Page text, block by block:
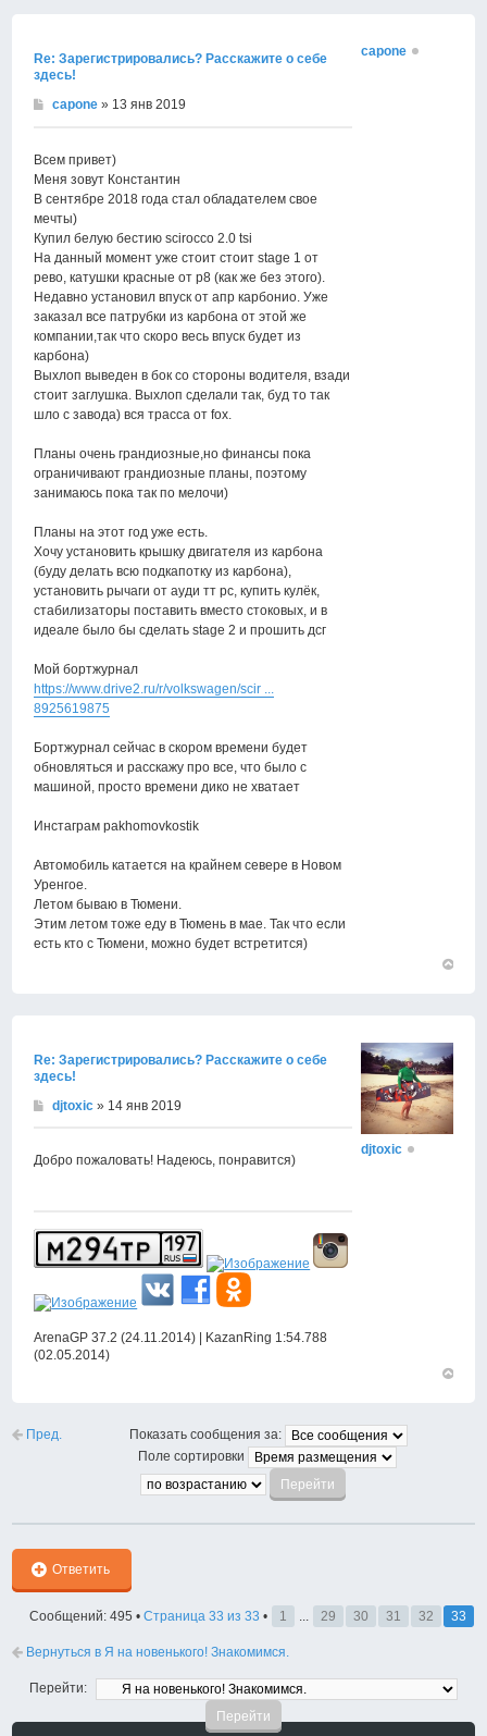
Re: Зарегистрировались? Расскажите о себе
здесь!
capone » 13 янв 2019
Всем привет)
Меня зовут Константин
В сентябре 2018 года стал обладателем свое
мечты)
Купил белую бестию scirocco 2.0 tsi
На данный момент уже стоит стоит stage 1 от
рево, катушки красные от р8 (как же без этого).
Недавно установил впуск от апр карбонио. Уже
заказал все патрубки из карбона от этой же
компании,так что скоро весь впуск будет из
карбона)
Выхлоп выведен в бок со стороны водителя, взади
стоит заглушка. Выхлоп сделали так, буд то так
шло с завода) вся трасса от fox.
Планы очень грандиозные,но финансы пока
ограничивают грандиозные планы, поэтому
занимаюсь пока так по мелочи)
Планы на этот год уже есть.
Хочу установить крышку двигателя из карбона
(буду делать всю подкапотку из карбона),
установить рычаги от ауди тт рс, купить кулёк,
стабилизаторы поставить вместо стоковых, и в
идеале было бы сделать stage 2 и прошить дсг
Мой бортжурнал
https://www.drive2.ru/r/volkswagen/scir ...
8925619875
Бортжурнал сейчас в скором времени будет
обновляться и расскажу про все, что было с
машиной, просто времени дико не хватает
Инстаграм pakhomovkostik
Автомобиль катается на крайнем севере в Новом
Уренгое.
Летом бываю в Тюмени.
Этим летом тоже еду в Тюмень в мае. Так что если
есть кто с Тюмени, можно будет встретится)
capone
Re: Зарегистрировались? Расскажите о себе
здесь!
djtoxic » 14 янв 2019
Добро пожаловать! Надеюсь, понравится)
ArenaGP 37.2 (24.11.2014) | KazanRing 1:54.788
(02.05.2014)
djtoxic
Пред.
Показать сообщения за:
Поле сортировки
Ответить
Сообщений: 495 • Страница 33 из 33 • 1 ... 29 30 31 32 33
Вернуться в Я на новенького! Знакомимся.
Перейти: